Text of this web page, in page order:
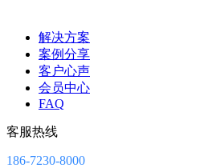
解决方案
案例分享
客户心声
会员中心
FAQ
客服热线
186-7230-8000